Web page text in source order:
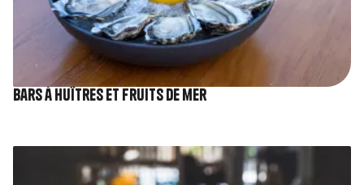
Bars à huîtres et fruits de mer
Image